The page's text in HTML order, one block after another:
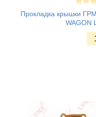
Прокладка крышки
WAGON